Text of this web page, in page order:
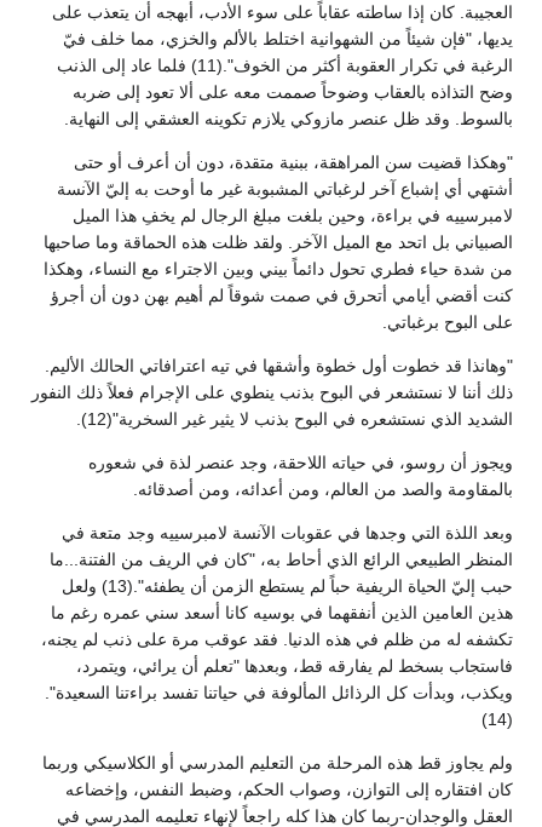
العجيبة. كان إذا ساطته عقاباً على سوء الأدب، أبهجه أن يتعذب على
يديها، "فإن شيئاً من الشهوانية اختلط بالألم والخزي، مما خلف فيّ
الرغبة في تكرار العقوبة أكثر من الخوف".(11) فلما عاد إلى الذنب
وضح التذاذه بالعقاب وضوحاً صممت معه على ألا تعود إلى ضربه
بالسوط. وقد ظل عنصر مازوكي يلازم تكوينه العشقي إلى النهاية.
"وهكذا قضيت سن المراهقة، ببنية متقدة، دون أن أعرف أو حتى
أشتهي أي إشباع آخر لرغباتي المشبوبة غير ما أوحت به إليّ الآنسة
لامبرسييه في براءة، وحين بلغت مبلغ الرجال لم يخفِ هذا الميل
الصبياني بل اتحد مع الميل الآخر. ولقد ظلت هذه الحماقة وما صاحبها
من شدة حياء فطري تحول دائماً بيني وبين الاجتراء مع النساء، وهكذا
كنت أقضي أيامي أتحرق في صمت شوقاً لم أهيم بهن دون أن أجرؤ
على البوح برغباتي.
"وهانذا قد خطوت أول خطوة وأشقها في تيه اعترافاتي الحالك الأليم.
ذلك أننا لا نستشعر في البوح بذنب ينطوي على الإجرام فعلاً ذلك النفور
الشديد الذي نستشعره في البوح بذنب لا يثير غير السخرية"(12).
ويجوز أن روسو، في حياته اللاحقة، وجد عنصر لذة في شعوره
بالمقاومة والصد من العالم، ومن أعدائه، ومن أصدقائه.
وبعد اللذة التي وجدها في عقوبات الآنسة لامبرسييه وجد متعة في
المنظر الطبيعي الرائع الذي أحاط به، "كان في الريف من الفتنة...ما
حبب إليّ الحياة الريفية حباً لم يستطع الزمن أن يطفئه".(13) ولعل
هذين العامين الذين أنفقهما في بوسيه كانا أسعد سني عمره رغم ما
تكشفه له من ظلم في هذه الدنيا. فقد عوقب مرة على ذنب لم يجنه،
فاستجاب بسخط لم يفارقه قط، وبعدها "تعلم أن يرائي، ويتمرد،
ويكذب، وبدأت كل الرذائل المألوفة في حياتنا تفسد براءتنا السعيدة".
(14)
ولم يجاوز قط هذه المرحلة من التعليم المدرسي أو الكلاسيكي وربما
كان افتقاره إلى التوازن، وصواب الحكم، وضبط النفس، وإخضاعه
العقل والوجدان-ربما كان هذا كله راجعاً لإنهاء تعليمه المدرسي في